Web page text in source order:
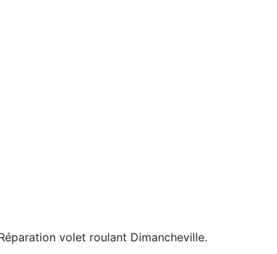
volet roulant Dimancheville.